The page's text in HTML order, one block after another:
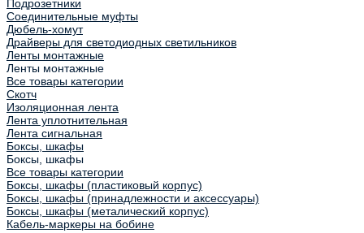
Подрозетники
Соединительные муфты
Дюбель-хомут
Драйверы для светодиодных светильников
Ленты монтажные
Ленты монтажные
Все товары категории
Скотч
Изоляционная лента
Лента уплотнительная
Лента сигнальная
Боксы, шкафы
Боксы, шкафы
Все товары категории
Боксы, шкафы (пластиковый корпус)
Боксы, шкафы (принадлежности и аксессуары)
Боксы, шкафы (металический корпус)
Кабель-маркеры на бобине